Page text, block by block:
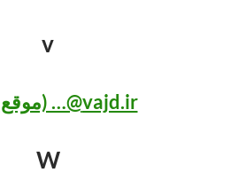
v
vajd.ir@… (موقع وجد)
W